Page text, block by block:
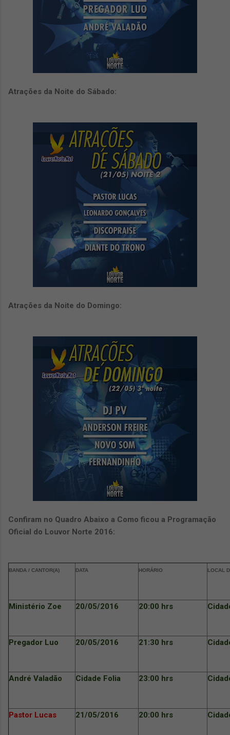
Atrações da Noite do Sábado:
Atrações da Noite do Domingo:
Confiram no Quadro Abaixo a Como ficou a Programação
Oficial do Louvor Norte 2016:
BANDA / CANTOR(A) DATA HORÁRIO LOCAL
Ministério Zoe 20/05/2016 20:00 hrs
Pregador Luo 20/05/2016 21:30 hrs
André Valadão Cidade Folia 23:00 hrs
Pastor Lucas 21/05/2016 20:00 hrs